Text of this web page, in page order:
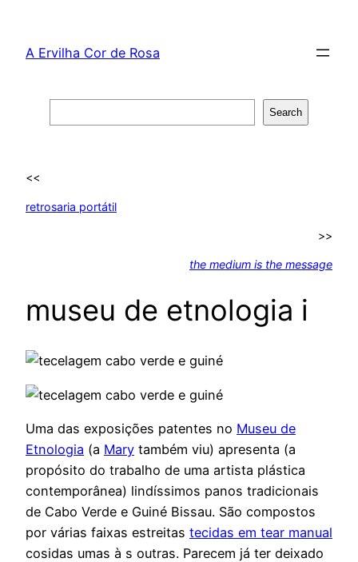
content
A Ervilha Cor de Rosa
Search
<<
retrosaria portátil
>>
the medium is the message
museu de etnologia i
Uma das exposições patentes no Museu de
Etnologia (a Mary também viu) apresenta (a
propósito do trabalho de uma artista plástica
contemporânea) lindíssimos panos tradicionais
de Cabo Verde e Guiné Bissau. São compostos
por várias faixas estreitas tecidas em tear manual
cosidas umas à s outras. Parecem já ter deixado